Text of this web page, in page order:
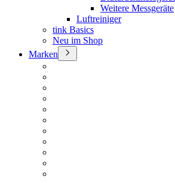
Weitere Messgeräte
Luftreiniger
tink Basics
Neu im Shop
Marken